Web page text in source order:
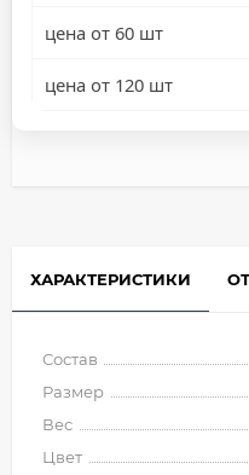
цена от 60 шт
цена от 120 шт
ХАРАКТЕРИСТИКИ
Состав
Размер
Вес
Цвет